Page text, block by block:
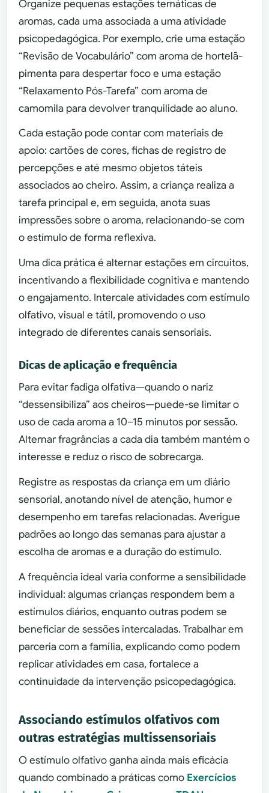
Organize pequenas estações temáticas de
aromas, cada uma associada a uma atividade
psicopedagógica. Por exemplo, crie uma estação
“Revisão de Vocabulário” com aroma de hortelã-
pimenta para despertar foco e uma estação
“Relaxamento Pós-Tarefa” com aroma de
camomila para devolver tranquilidade ao aluno.
Cada estação pode contar com materiais de
apoio: cartões de cores, fichas de registro de
percepções e até mesmo objetos táteis
associados ao cheiro. Assim, a criança realiza a
tarefa principal e, em seguida, anota suas
impressões sobre o aroma, relacionando-se com
o estímulo de forma reflexiva.
Uma dica prática é alternar estações em circuitos,
incentivando a flexibilidade cognitiva e mantendo
o engajamento. Intercale atividades com estímulo
olfativo, visual e tátil, promovendo o uso
integrado de diferentes canais sensoriais.
Dicas de aplicação e frequência
Para evitar fadiga olfativa—quando o nariz
“dessensibiliza” aos cheiros—puede-se limitar o
uso de cada aroma a 10–15 minutos por sessão.
Alternar fragrâncias a cada dia também mantém o
interesse e reduz o risco de sobrecarga.
Registre as respostas da criança em um diário
sensorial, anotando nível de atenção, humor e
desempenho em tarefas relacionadas. Averigue
padrões ao longo das semanas para ajustar a
escolha de aromas e a duração do estímulo.
A frequência ideal varia conforme a sensibilidade
individual: algumas crianças respondem bem a
estímulos diários, enquanto outras podem se
beneficiar de sessões intercaladas. Trabalhar em
parceria com a família, explicando como podem
replicar atividades em casa, fortalece a
continuidade da intervenção psicopedagógica.
Associando estímulos olfativos com
outras estratégias multissensoriais
O estímulo olfativo ganha ainda mais eficácia
quando combinado a práticas como Exercícios